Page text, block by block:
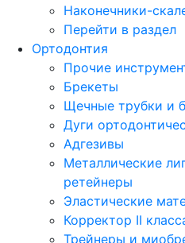
Наконечники-
Перейти в раздел
Ортодонтия
Прочие
Брекеты
Щечные трубки и
Дуги
Адгезивы
Металлические
ретейнеры
Эластические
Корректор II
Трейнеры и